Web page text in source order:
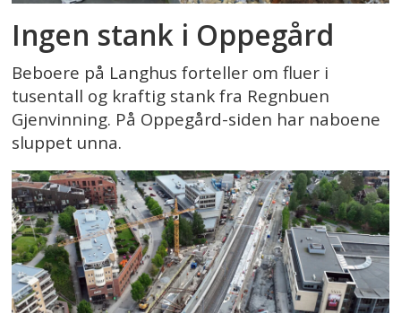
Ingen stank i Oppegård
Beboere på Langhus forteller om fluer i
tusentall og kraftig stank fra Regnbuen
Gjenvinning. På Oppegård-siden har naboene
sluppet unna.